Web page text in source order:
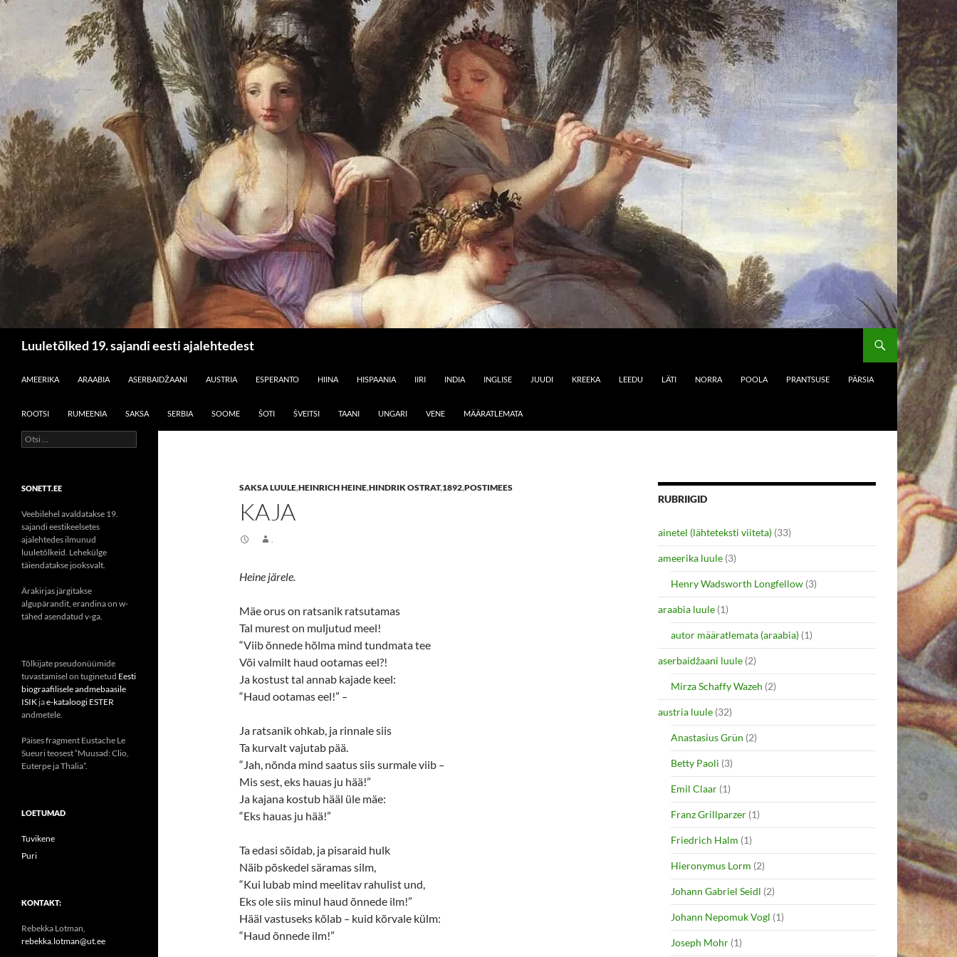
Luuletõlked 19. sajandi eesti ajalehtedest
AMEERIKA
ARAABIA ASERBAIDŽAANI AUSTRIA ESPERANTO HIINA HISPAANIA IIRI INDIA INGLISE JUUDI KREEKA LEEDU LÄTI NORRA POOLA PRANTSUSE PÄRSIA
ROOTSI RUMEENIA SAKSA SERBIA SOOME ŠOTI ŠVEITSI TAANI UNGARI VENE MÄÄRATLEMATA
SAKSA LUULE,HEINRICH HEINE,HINDRIK OSTRAT,1892,POSTIMEES
KAJA
.
Heine järele.
Mäe orus on ratsanik ratsutamas
Tal murest on muljutud meel!
“Viib õnnede hõlma mind tundmata tee
Või valmilt haud ootamas eel?!
Ja kostust tal annab kajade keel:
“Haud ootamas eel!” –
Ja ratsanik ohkab, ja rinnale siis
Ta kurvalt vajutab pää.
“Jah, nõnda mind saatus siis surmale viib –
Mis sest, eks hauas ju hää!”
Ja kajana kostub hääl üle mäe:
“Eks hauas ju hää!”
Ta edasi sõidab, ja pisaraid hulk
Näib põskedel säramas silm,
“Kui lubab mind meelitav rahulist und,
Eks ole siis minul haud õnnede ilm!”
Hääl vastuseks kõlab – kuid kõrvale külm:
“Haud õnnede ilm!”
RUBRIIGID
ainetel (lähteteksti viiteta) (33)
ameerika luule (3)
Henry Wadsworth Longfellow (3)
araabia luule (1)
autor määratlemata (araabia) (1)
aserbaidžaani luule (2)
Mirza Schaffy Wazeh (2)
austria luule (32)
Anastasius Grün (2)
Betty Paoli (3)
Emil Claar (1)
Franz Grillparzer (1)
Friedrich Halm (1)
Hieronymus Lorm (2)
Johann Gabriel Seidl (2)
Johann Nepomuk Vogl (1)
Joseph Mohr (1)
Otsi:
SONETT.EE
Veebilehel avaldatakse 19.
sajandi eestikeelsetes
ajalehtedes ilmunud
luuletõlkeid. Lehekülge
täiendatakse jooksvalt.
Ärakirjas järgitakse
algupärandit, erandina on w-
tähed asendatud v-ga.
Tõlkijate pseudonüümide
tuvastamisel on tuginetud Eesti
biograafilisele andmebaasile
ISIK jae-kataloogi ESTER
andmetele.
Päises fragment Eustache Le
Sueuri teosest “Muusad: Clio,
Euterpe ja Thalia”.
LOETUMAD
Tuvikene
Puri
KONTAKT:
Rebekka Lotman,
rebekka.lotman@ut.ee